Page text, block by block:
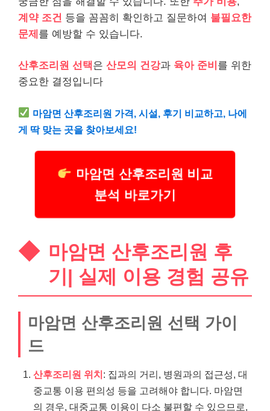
계약 조건 등을 꼼꼼히 확인하고 질문하여 불필요한
문제 를 예방할 수 있습니다.
산후조리원 선택은 산모의 건강과 육아 준비 를 위한
중요한 결정입니다
마암면 산후조리원 가격, 시설, 후기 비교하고, 나에
게 딱 맞는 곳을 찾아보세요!
마암면 산후조리원 비교
분석 바로가기
마암면 산후조리원 후
기| 실제 이용 경험 공유
마암면 산후조리원 선택 가이
드
산후조리원 위치: 집과의 거리, 병원과의 접근성, 대
중교통 이용 편의성 등을 고려해야 합니다. 마암면
의 경우, 대중교통 이용이 다소 불편할 수 있으므로,